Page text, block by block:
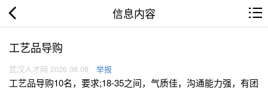
信息内容
工艺品导购
武汉人才网 2026.08.08 举报
工艺品导购10名，要求;18-35之间，气质佳，沟通能力强，有团